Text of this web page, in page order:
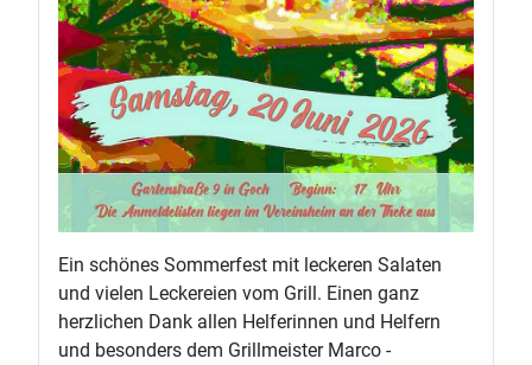
Ein schönes Sommerfest mit leckeren Salaten
und vielen Leckereien vom Grill. Einen ganz
herzlichen Dank allen Helferinnen und Helfern
und besonders dem Grillmeister Marco -